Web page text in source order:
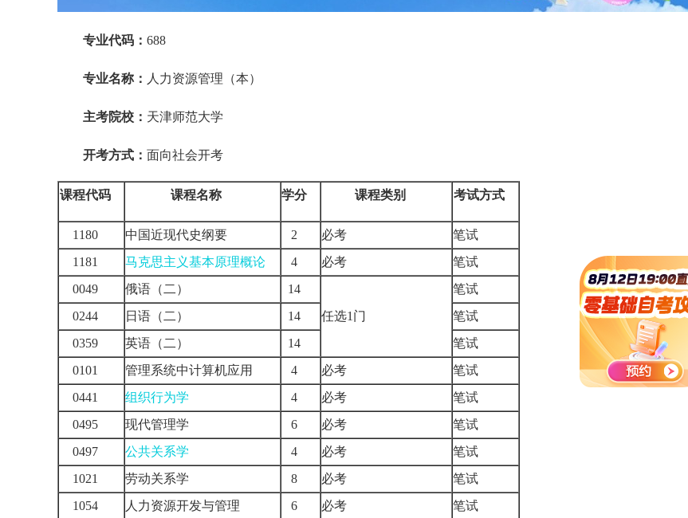
专业代码： 688
专业名称： 人力资源管理（本）
主考院校： 天津师范大学
开考方式： 面向社会开考
课程代码 课程名称 学分 课程类别 考试方式
1180 中国近现代史纲要 2 必考
笔试
1181
马克思主义基本原理概论 4 必考
笔试
0049
俄语（二）
14
任选1门
笔试
0244
日语（二） 14
笔试
0359
英语（二） 14
笔试
0101
管理系统中计算机应用 4 必考
笔试
0441
组织行为学 4 必考
笔试
0495
现代管理学 6 必考
笔试
0497
公共关系学 4 必考
笔试
1021
劳动关系学 8 必考
笔试
1054
人力资源开发与管理 6 必考
笔试